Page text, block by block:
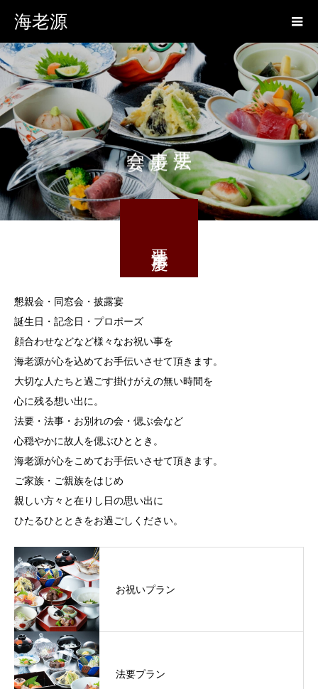
海老源
懇親会・同窓会・披露宴
誕生日・記念日・プロポーズ
顔合わせなどなど様々なお祝い事を
海老源が心を込めてお手伝いさせて頂きます。
大切な人たちと過ごす掛けがえの無い時間を
心に残る想い出に。
法要・法事・お別れの会・偲ぶ会など
心穏やかに故人を偲ぶひととき。
海老源が心をこめてお手伝いさせて頂きます。
ご家族・ご親族をはじめ
親しい方々と在りし日の思い出に
ひたるひとときをお過ごしください。
お祝いプラン
法要プラン